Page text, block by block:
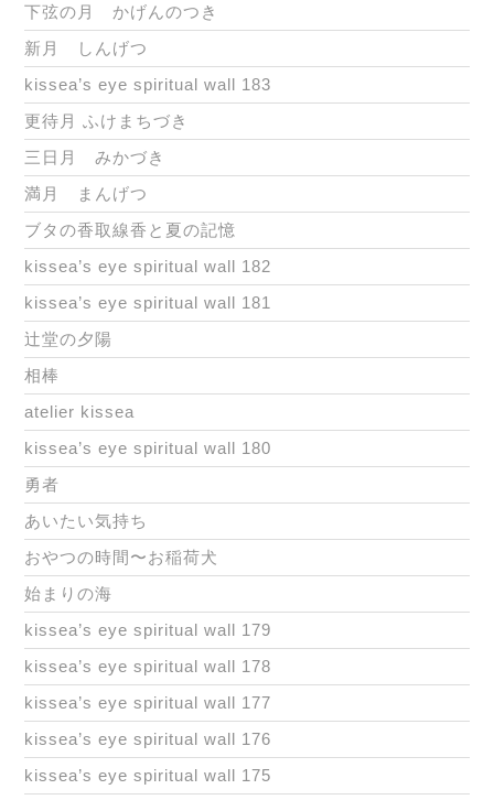
下弦の月 かげんのつき
新月 しんげつ
kissea’s eye spiritual wall 183
更待月 ふけまちづき
三日月 みかづき
満月 まんげつ
ブタの香取線香と夏の記憶
kissea’s eye spiritual wall 182
kissea’s eye spiritual wall 181
辻堂の夕陽
相棒
atelier kissea
kissea’s eye spiritual wall 180
勇者
あいたい気持ち
おやつの時間〜お稲荷犬
始まりの海
kissea’s eye spiritual wall 179
kissea’s eye spiritual wall 178
kissea’s eye spiritual wall 177
kissea’s eye spiritual wall 176
kissea’s eye spiritual wall 175